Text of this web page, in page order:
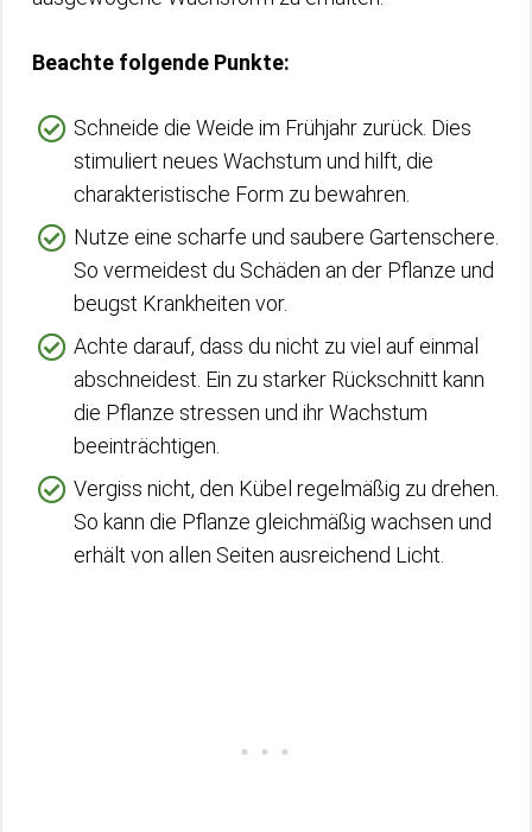
Beachte folgende Punkte:
Schneide die Weide im Frühjahr zurück. Dies
stimuliert neues Wachstum und hilft, die
charakteristische Form zu bewahren.
Nutze eine scharfe und saubere Gartenschere.
So vermeidest du Schäden an der Pflanze und
beugst Krankheiten vor.
Achte darauf, dass du nicht zu viel auf einmal
abschneidest. Ein zu starker Rückschnitt kann
die Pflanze stressen und ihr Wachstum
beeinträchtigen.
Vergiss nicht, den Kübel regelmäßig zu drehen.
So kann die Pflanze gleichmäßig wachsen und
erhält von allen Seiten ausreichend Licht.